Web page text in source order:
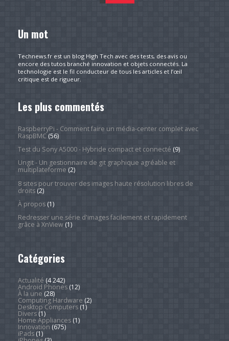
Un mot
Technews.fr est un blog High Tech avec des tests, des avis ou
encore des tutos branché innovation et objets connectés. La
technologie est le fil conducteur de tous les articles et l’œil
critique est de rigueur.
Les plus commentés
RaspberryPi - Comment faire un média-center complet avec
RaspBMC(56)
Test du Sony A5000 - Hybride compact et connecté (9)
Ungit - Un gestionnaire de git graphique agréable et
multiplateforme (2)
8 sites pour trouver des images haute résolution libres de
droits(2)
À propos(1)
Redresser une série d'images facilement et rapidement
grâce à XnView(1)
Catégories
Actualité (4 242)
Android Phones(12)
À la une (28)
Computing Hardware (2)
Desktop Computers(1)
Divers(1)
Home Appliances(1)
Innovation (675)
iPads(1)